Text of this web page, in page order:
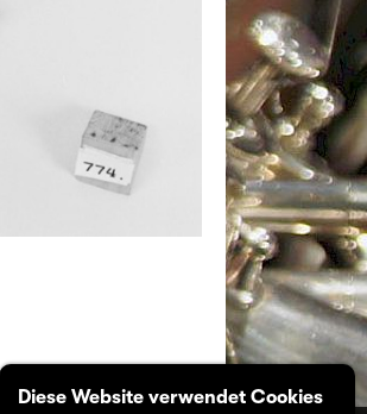
Diese Website verwendet Cookies